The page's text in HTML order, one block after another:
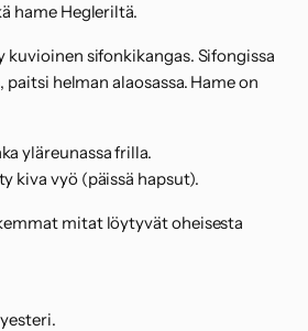
hame Hegleriltä.
kuvioinen sifonkikangas. Sifongissa
helman alaosassa. Hame on
yläreunassa frilla.
kiva vyö (päissä hapsut).
mitat löytyvät oheisesta